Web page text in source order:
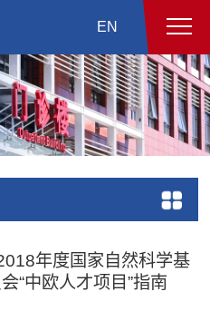
EN
年度国家自然科学基
“中欧人才项目”指南